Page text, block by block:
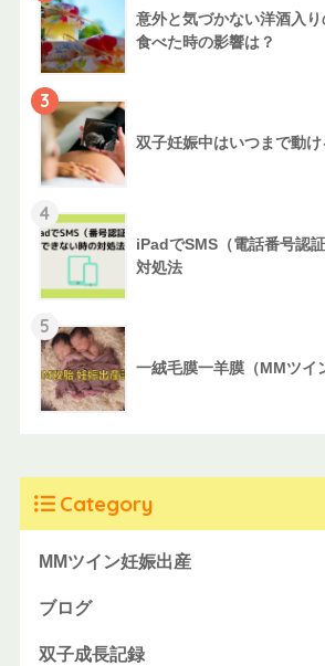
意外と気づかない洋酒入
食べた時の影響は？
3
双子妊娠中はいつまで動
4
iPadでSMS（電話番号認
対処法
5
一絨毛膜一羊膜（MMツイ
Category
MMツイン妊娠出産
ブログ
双子成長記録